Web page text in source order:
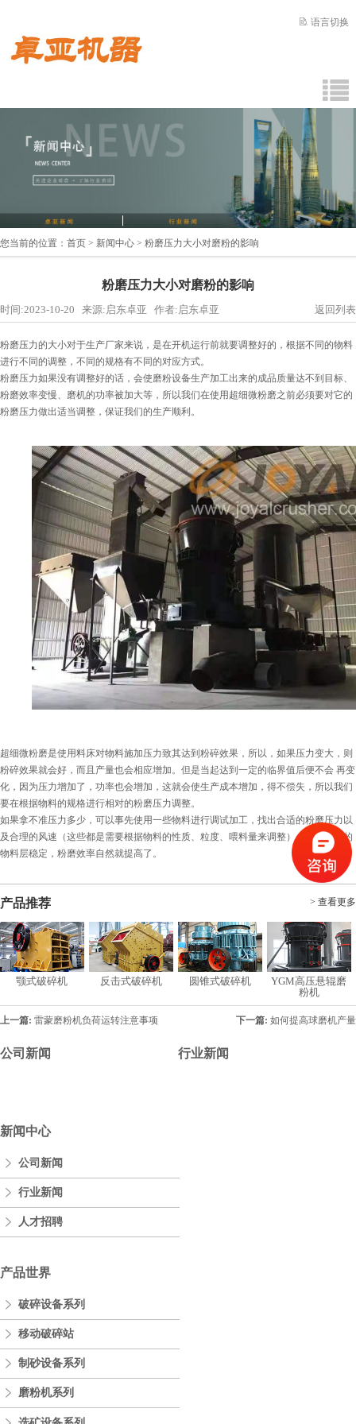
语言切换
您当前的位置： 首页 > 新闻中心 > 粉磨压力大小对磨粉的影响
粉磨压力大小对磨粉的影响
时间:2023-10-20 来源:启东卓亚 作者:启东卓亚 返回列表
粉磨压力的大小对于生产厂家来说，是在开机运行前就要调整好的，根据不同的物料
进行不同的调整，不同的规格有不同的对应方式。
粉磨压力如果没有调整好的话，会使磨粉设备生产加工出来的成品质量达不到目标、
粉磨效率变慢、磨机的功率被加大等，所以我们在使用超细微粉磨之前必须要对它的
粉磨压力做出适当调整，保证我们的生产顺利。
超细微粉磨是使用料床对物料施加压力致其达到粉碎效果，所以，如果压力变大，则
粉碎效果就会好，而且产量也会相应增加。但是当起达到一定的临界值后便不会 再变
化，因为压力增加了，功率也会增加，这就会使生产成本增加，得不偿失，所以我们
要在根据物料的规格进行相对的粉磨压力调整。
如果拿不准压力多少，可以事先使用一些物料进行调试加工，找出合适的粉磨压力以
及合理的风速（这些都是需要根据物料的性质、粒度、喂料量来调整），使磨盘上的
物料层稳定，粉磨效率自然就提高了。
产品推荐 > 查看更多
颚式破碎机 反击式破碎机 圆锥式破碎机
YGM高压悬辊磨
粉机
上一篇: 雷蒙磨粉机负荷运转注意事项 下一篇: 如何提高球磨机产量
公司新闻 行业新闻
新闻中心
公司新闻
行业新闻
人才招聘
产品世界
破碎设备系列
移动破碎站
制砂设备系列
磨粉机系列